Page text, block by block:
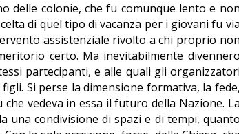
delle colonie, che fu comunque lento e non
di quel tipo di vacanza per i giovani fu via
assistenziale rivolto a chi proprio non
certo. Ma inevitabilmente divennero
partecipanti, e alle quali gli organizzatori
Si perse la dimensione formativa, la fede,
vedeva in essa il futuro della Nazione. La
una condivisione di spazi e di tempi, quanto